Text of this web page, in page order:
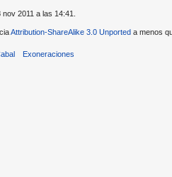
2011 a las 14:41.
Attribution-ShareAlike 3.0 Unported a menos
Exoneraciones